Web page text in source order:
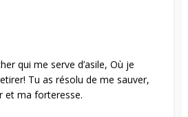
qui me serve d’asile, Où je
Tu as résolu de me sauver,
et ma forteresse.